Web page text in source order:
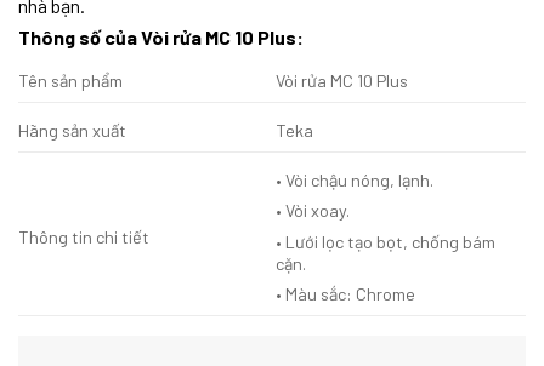
nhà bạn.
Thông số củaVòi rửa MC 10 Plus:
Tên sản phẩm Vòi rửa MC 10 Plus
Hãng sản xuất Teka
Thông tin chi tiết
• Vòi chậu nóng, lạnh.
• Vòi xoay.
• Lưới lọc tạo bọt, chống bám
cặn.
• Màu sắc: Chrome